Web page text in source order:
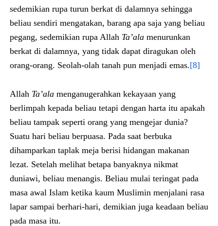
sedemikian rupa turun berkat di dalamnya sehingga
beliau sendiri mengatakan, barang apa saja yang beliau
pegang, sedemikian rupa Allah Ta’ala menurunkan
berkat di dalamnya, yang tidak dapat diragukan oleh
orang-orang. Seolah-olah tanah pun menjadi emas.[8]
Allah Ta’ala menganugerahkan kekayaan yang
berlimpah kepada beliau tetapi dengan harta itu apakah
beliau tampak seperti orang yang mengejar dunia?
Suatu hari beliau berpuasa. Pada saat berbuka
dihamparkan taplak meja berisi hidangan makanan
lezat. Setelah melihat betapa banyaknya nikmat
duniawi, beliau menangis. Beliau mulai teringat pada
masa awal Islam ketika kaum Muslimin menjalani rasa
lapar sampai berhari-hari, demikian juga keadaan beliau
pada masa itu.